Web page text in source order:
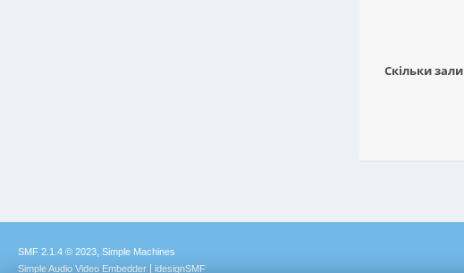
Скільки
SMF 2.1.4 © 2023, Simple Machines
Simple Audio Video Embedder
idesignSMF